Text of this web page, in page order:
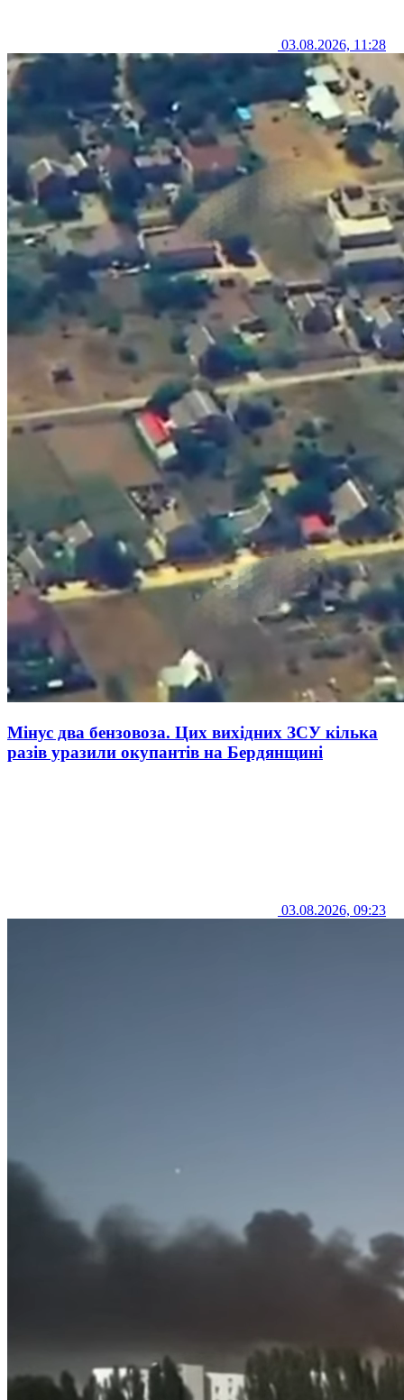
03.08.2026, 11:28
Мінус два бензовоза. Цих вихідних ЗСУ кілька
разів уразили окупантів на Бердянщині
03.08.2026, 09:23